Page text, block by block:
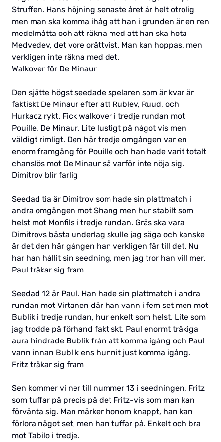
Struffen. Hans höjning senaste året år helt otrolig
men man ska komma ihåg att han i grunden är en ren
medelmåtta och att räkna med att han ska hota
Medvedev, det vore orättvist. Man kan hoppas, men
verkligen inte räkna med det.
Walkover för De Minaur
Den sjätte högst seedade spelaren som är kvar är
faktiskt De Minaur efter att Rublev, Ruud, och
Hurkacz rykt. Fick walkover i tredje rundan mot
Pouille, De Minaur. Lite lustigt på något vis men
väldigt rimligt. Den här tredje omgången var en
enorm framgång för Pouille och han hade varit totalt
chanslös mot De Minaur så varför inte nöja sig.
Dimitrov blir farlig
Seedad tia är Dimitrov som hade sin plattmatch i
andra omgången mot Shang men hur stabilt som
helst mot Monfils i tredje rundan. Gräs ska vara
Dimitrovs bästa underlag skulle jag säga och kanske
är det den här gången han verkligen får till det. Nu
har han hållit sin seedning, men jag tror han vill mer.
Paul tråkar sig fram
Seedad 12 är Paul. Han hade sin plattmatch i andra
rundan mot Virtanen där han vann i fem set men mot
Bublik i tredje rundan, hur enkelt som helst. Lite som
jag trodde på förhand faktiskt. Paul enormt tråkiga
aura hindrade Bublik från att komma igång och Paul
vann innan Bublik ens hunnit just komma igång.
Fritz tråkar sig fram
Sen kommer vi ner till nummer 13 i seedningen, Fritz
som tuffar på precis på det Fritz-vis som man kan
förvänta sig. Man märker honom knappt, han kan
förlora något set, men han tuffar på. Enkelt och bra
mot Tabilo i tredje.